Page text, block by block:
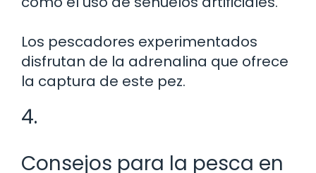
Los pescadores experimentados
disfrutan de la adrenalina que ofrece
la captura de este pez.
4.
Consejos para la pesca en